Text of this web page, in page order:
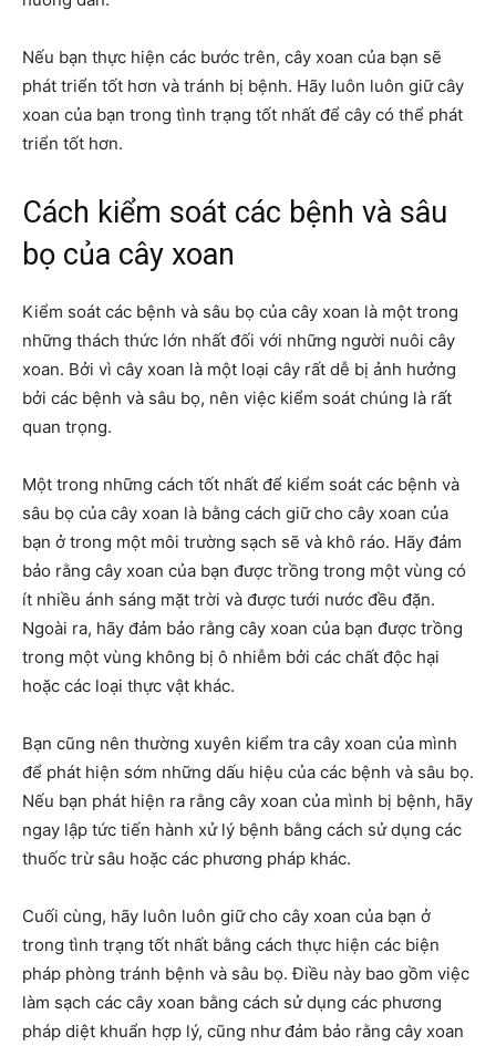
Nếu bạn thực hiện các bước trên, cây xoan của bạn sẽ
phát triển tốt hơn và tránh bị bệnh. Hãy luôn luôn giữ cây
xoan của bạn trong tình trạng tốt nhất để cây có thể phát
triển tốt hơn.
Cách kiểm soát các bệnh và sâu
bọ của cây xoan
Kiểm soát các bệnh và sâu bọ của cây xoan là một trong
những thách thức lớn nhất đối với những người nuôi cây
xoan. Bởi vì cây xoan là một loại cây rất dễ bị ảnh hưởng
bởi các bệnh và sâu bọ, nên việc kiểm soát chúng là rất
quan trọng.
Một trong những cách tốt nhất để kiểm soát các bệnh và
sâu bọ của cây xoan là bằng cách giữ cho cây xoan của
bạn ở trong một môi trường sạch sẽ và khô ráo. Hãy đảm
bảo rằng cây xoan của bạn được trồng trong một vùng có
ít nhiều ánh sáng mặt trời và được tưới nước đều đặn.
Ngoài ra, hãy đảm bảo rằng cây xoan của bạn được trồng
trong một vùng không bị ô nhiễm bởi các chất độc hại
hoặc các loại thực vật khác.
Bạn cũng nên thường xuyên kiểm tra cây xoan của mình
để phát hiện sớm những dấu hiệu của các bệnh và sâu bọ.
Nếu bạn phát hiện ra rằng cây xoan của mình bị bệnh, hãy
ngay lập tức tiến hành xử lý bệnh bằng cách sử dụng các
thuốc trừ sâu hoặc các phương pháp khác.
Cuối cùng, hãy luôn luôn giữ cho cây xoan của bạn ở
trong tình trạng tốt nhất bằng cách thực hiện các biện
pháp phòng tránh bệnh và sâu bọ. Điều này bao gồm việc
làm sạch các cây xoan bằng cách sử dụng các phương
pháp diệt khuẩn hợp lý, cũng như đảm bảo rằng cây xoan